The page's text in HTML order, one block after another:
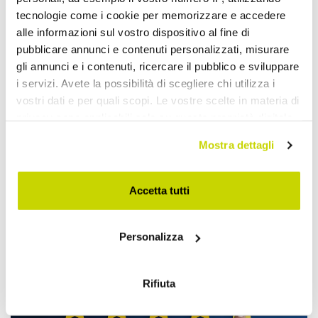
tecnologie come i cookie per memorizzare e accedere
alle informazioni sul vostro dispositivo al fine di
pubblicare annunci e contenuti personalizzati, misurare
gli annunci e i contenuti, ricercare il pubblico e sviluppare
i servizi. Avete la possibilità di scegliere chi utilizza i
vostri dati e per quali scopi. Le vostre scelte in materia di
modificare o revocare il proprio consenso in qualsiasi
momento dalla Dichiarazione sui cookie o facendo clic
sull'icona di attivazione della privacy.
raccogliere informazioni sulla tua posizione
Identificare il tuo dispositivo, scansionandolo
Mostra dettagli
Accetta tutti
Personalizza
Rifiuta
Offre à durée limitée. Ne la
ratez pas !